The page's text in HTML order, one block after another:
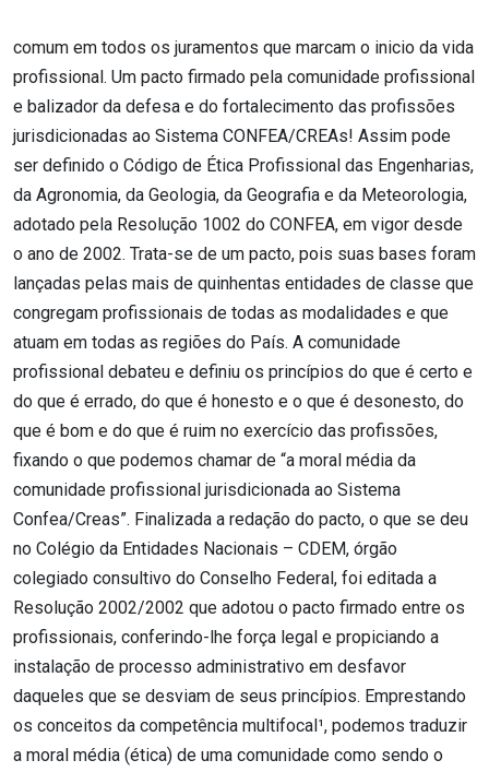
comum em todos os juramentos que marcam o inicio da vida
profissional. Um pacto firmado pela comunidade profissional
e balizador da defesa e do fortalecimento das profissões
jurisdicionadas ao Sistema CONFEA/CREAs! Assim pode
ser definido o Código de Ética Profissional das Engenharias,
da Agronomia, da Geologia, da Geografia e da Meteorologia,
adotado pela Resolução 1002 do CONFEA, em vigor desde
o ano de 2002. Trata-se de um pacto, pois suas bases foram
lançadas pelas mais de quinhentas entidades de classe que
congregam profissionais de todas as modalidades e que
atuam em todas as regiões do País. A comunidade
profissional debateu e definiu os princípios do que é certo e
do que é errado, do que é honesto e o que é desonesto, do
que é bom e do que é ruim no exercício das profissões,
fixando o que podemos chamar de “a moral média da
comunidade profissional jurisdicionada ao Sistema
Confea/Creas”. Finalizada a redação do pacto, o que se deu
no Colégio da Entidades Nacionais – CDEM, órgão
colegiado consultivo do Conselho Federal, foi editada a
Resolução 2002/2002 que adotou o pacto firmado entre os
profissionais, conferindo-lhe força legal e propiciando a
instalação de processo administrativo em desfavor
daqueles que se desviam de seus princípios. Emprestando
os conceitos da competência multifocal¹, podemos traduzir
a moral média (ética) de uma comunidade como sendo o